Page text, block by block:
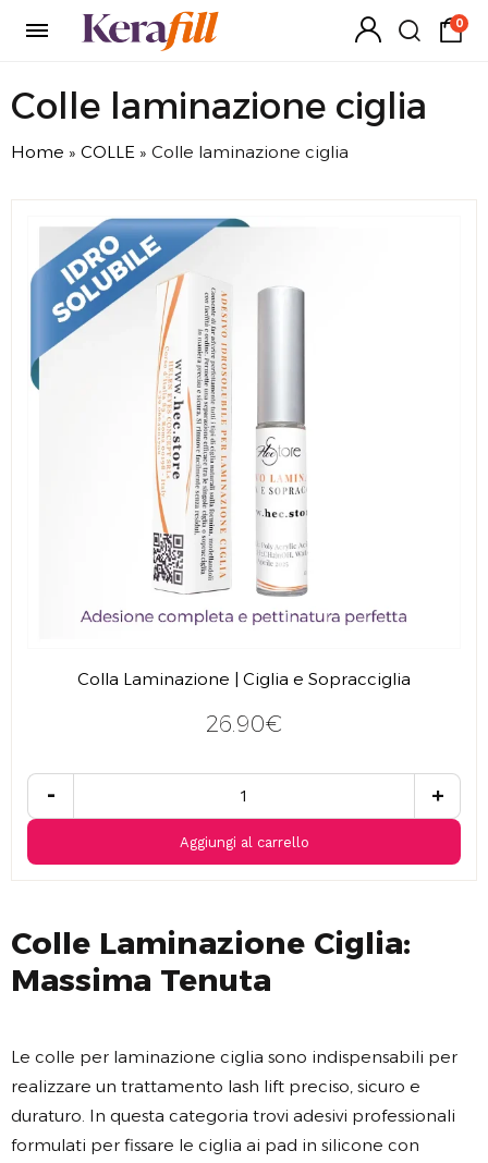
0
Colle laminazione ciglia
Home » COLLE » Colle laminazione ciglia
Colla Laminazione | Ciglia e Sopracciglia
26.90€
- +
Aggiungi al carrello
Colle Laminazione Ciglia:
Massima Tenuta
Le colle per laminazione ciglia sono indispensabili per
realizzare un trattamento lash lift preciso, sicuro e
duraturo. In questa categoria trovi adesivi professionali
formulati per fissare le ciglia ai pad in silicone con